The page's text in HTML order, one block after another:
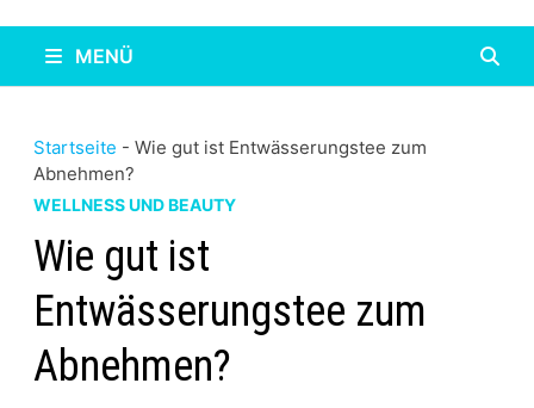
MENÜ
Startseite - Wie gut ist Entwässerungstee zum
Abnehmen?
WELLNESS UND BEAUTY
Wie gut ist
Entwässerungstee zum
Abnehmen?